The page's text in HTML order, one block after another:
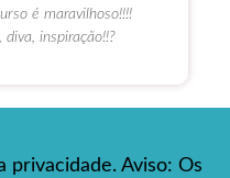
é maravilhoso!!!!
diva, inspiração!!?
privacidade. Aviso: Os